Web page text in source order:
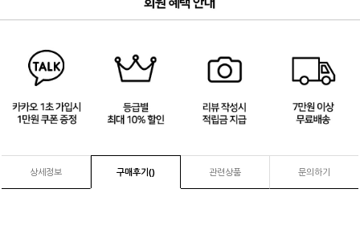
상세정보 구매후기() 관련상품 문의하기